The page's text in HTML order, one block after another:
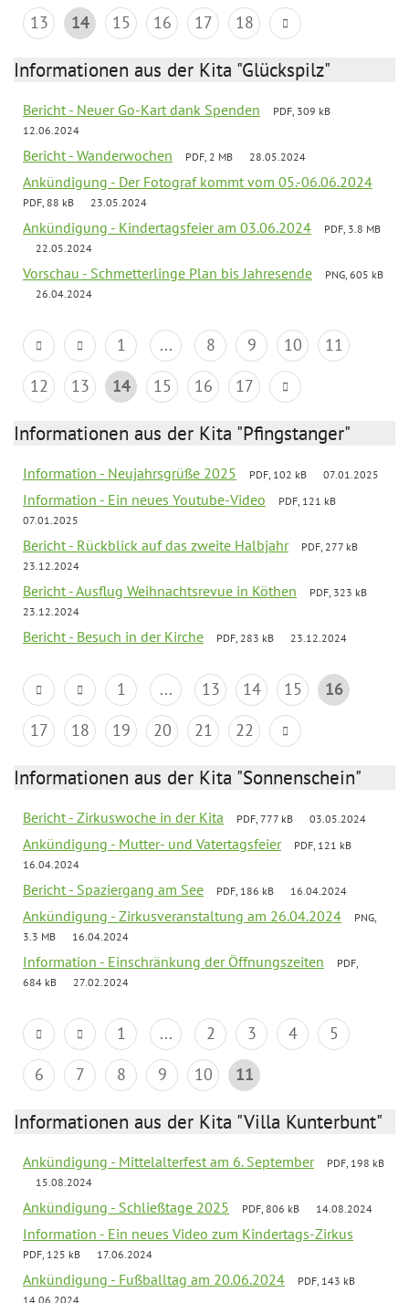
13
14 15 16 17 18
Informationen aus der Kita "Glückspilz"
Bericht - Neuer Go-Kart dank Spenden
PDF, 309 kB
12.06.2024
Bericht - Wanderwochen PDF, 2 MB 28.05.2024
Ankündigung - Der Fotograf kommt vom 05.-06.06.2024
PDF, 88 kB 23.05.2024
Ankündigung - Kindertagsfeier am 03.06.2024
PDF, 3.8 MB
22.05.2024
Vorschau - Schmetterlinge Plan bis Jahresende
PNG, 605 kB
26.04.2024
1 ... 8 9 10
11
12
13 14 15 16 17
Informationen aus der Kita "Pfingstanger"
Information - Neujahrsgrüße 2025 PDF, 102 kB 07.01.2025
Information - Ein neues Youtube-Video
PDF, 121 kB
07.01.2025
Bericht - Rückblick auf das zweite Halbjahr
PDF, 277 kB
23.12.2024
Bericht - Ausflug Weihnachtsrevue in Köthen
PDF, 323 kB
23.12.2024
Bericht - Besuch in der Kirche PDF, 283 kB 23.12.2024
1 ... 13 14 15
16
17
18 19 20 21 22
Informationen aus der Kita "Sonnenschein"
Bericht - Zirkuswoche in der Kita PDF, 777 kB 03.05.2024
Ankündigung - Mutter- und Vatertagsfeier
PDF, 121 kB
16.04.2024
Bericht - Spaziergang am See PDF, 186 kB 16.04.2024
Ankündigung - Zirkusveranstaltung am 26.04.2024
PNG,
3.3 MB
16.04.2024
Information - Einschränkung der Öffnungszeiten
PDF,
684 kB
27.02.2024
1 ... 2 3 4
5
6
7 8 9 10 11
Informationen aus der Kita "Villa Kunterbunt"
Ankündigung - Mittelalterfest am 6. September
PDF, 198 kB
15.08.2024
Ankündigung - Schließtage 2025 PDF, 806 kB 14.08.2024
Information - Ein neues Video zum Kindertags-Zirkus
PDF, 125 kB 17.06.2024
Ankündigung - Fußballtag am 20.06.2024
PDF, 143 kB
14.06.2024